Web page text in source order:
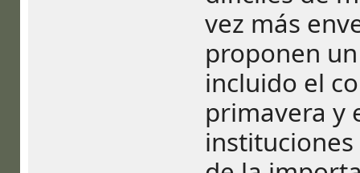
vez más
proponen
incluido el
primavera y